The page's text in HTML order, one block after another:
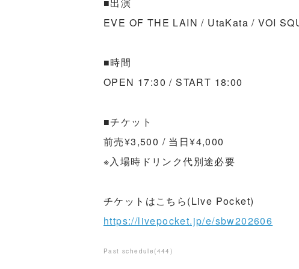
■出演
EVE OF THE LAIN / UtaKata / VOI
■時間
OPEN 17:30 / START 18:00
■チケット
前売¥3,500 / 当日¥4,000
※入場時ドリンク代別途必要
チケットはこちら(Live Pocket)
https://livepocket.jp/e/sbw202606
Past schedule (444 )